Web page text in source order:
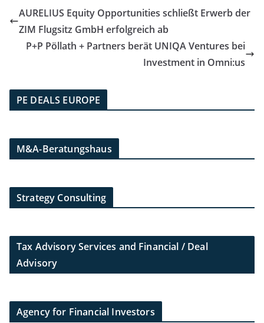
AURELIUS Equity Opportunities schließt Erwerb der
ZIM Flugsitz GmbH erfolgreich ab
P+P Pöllath + Partners berät UNIQA Ventures bei
Investment in Omni:us
PE DEALS EUROPE
M&A-Beratungshaus
Strategy Consulting
Tax Advisory Services and Financial / Deal
Advisory
Agency for Financial Investors